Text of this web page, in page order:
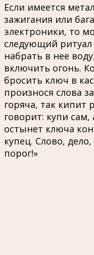
Если имеется
зажигания или
электроники, то
следующий
набрать в нее
включить огонь.
бросить ключ в
произнося слова
горяча, так кипит
говорит: купи сам,
остынет ключа
купец. Слово,
порог!»